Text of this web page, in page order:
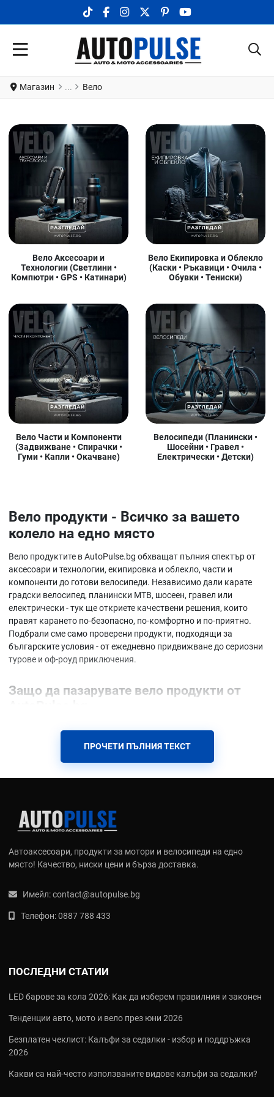
TIKTOK SOCIAL LINK
FACEBOOK SOCIAL LINK
INSTAGRAM SOCIAL LINK
X.COM SOCIAL LINK
PINTEREST SOCIAL LINK
YOUTUBE SOCIAL
Магазин Вело
Вело Аксесоари и
Технологии (Светлини •
Компютри • GPS • Катинари)
Вело Екипировка и Облекло
(Каски • Ръкавици • Очила •
Обувки • Тениски)
Вело Части и Компоненти
(Задвижване • Спирачки •
Гуми • Капли • Окачване)
Велосипеди (Планински •
Шосейни • Гравел •
Електрически • Детски)
Вело продукти - Всичко за вашето
колело на едно място
Вело продуктите в AutoPulse.bg обхващат пълния спектър от
аксесоари и технологии, екипировка и облекло, части и
компоненти до готови велосипеди. Независимо дали карате
градски велосипед, планински MTB, шосеен, гравел или
електрически - тук ще откриете качествени решения, които
правят карането по-безопасно, по-комфортно и по-приятно.
Подбрали сме само проверени продукти, подходящи за
българските условия - от ежедневно придвижване до сериозни
турове и оф-роуд приключения.
Защо да пазарувате вело продукти от
В една категория сме събрали всичко необходимо - от светлини
и стойки за телефон до професионални компоненти и пълни
подбрани според реалните нужди на българските
Основни категории вело продукти
В AutoPulse.bg вело продуктите са разделени в три основни
Вело аксесоари и технологии
стойки за телефон, манометри, заключалки и хидратация
окачване, кормила, седалки и инструменти
продукти
Какъв тип велосипед карате?
Градски, MTB, шосеен, гравел или електрически - всеки тип
ПРОЧЕТИ ПЪЛНИЯ ТЕКСТ
Автоаксесоари, продукти за мотори и велосипеди на едно
място! Качество, ниски цени и бърза доставка.
Имейл:contact@autopulse.bg
Телефон:0887 788 433
ПОСЛЕДНИ СТАТИИ
LED барове за кола 2026: Как да изберем правилния и законен
Тенденции авто, мото и вело през юни 2026
Безплатен чеклист: Калъфи за седалки - избор и поддръжка
2026
Какви са най‑често използваните видове калъфи за седалки?